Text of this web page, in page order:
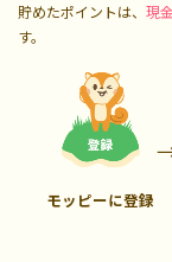
貯めたポイントは、 現
す。
モッピーに登録